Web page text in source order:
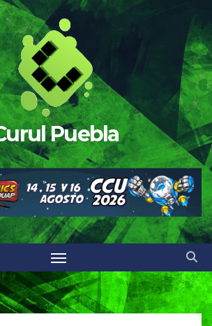
Puebla